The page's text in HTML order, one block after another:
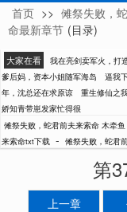
木牵鱼
首页 >> 傩祭失败，
命最新章节 (目录)
大家在看 我在亮剑卖军火，打
爹后妈，资本小姐随军海岛
逼我
年，沈总还在求原谅
重生修仙之
娇知青带崽发家忙得很
傩祭失败，蛇君前夫来索命 木牵鱼
来索命txt下载 - 傩祭失败，蛇君
第
上一章